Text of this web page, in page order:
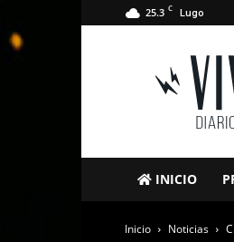
25.3 C Lugo
VivaLugo
INICIO
Inicio Noticias